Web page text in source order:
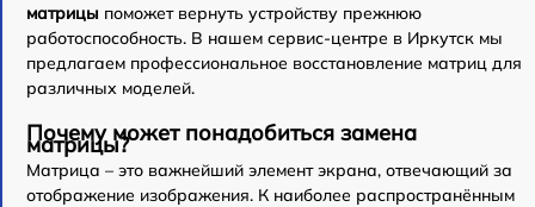
матрицы поможет вернуть устройству прежнюю
работоспособность. В нашем сервис-центре в Иркутск мы
предлагаем профессиональное восстановление матриц для
различных моделей.
Почему может понадобиться замена
матрицы?
Матрица – это важнейший элемент экрана, отвечающий за
отображение изображения. К наиболее распространённым